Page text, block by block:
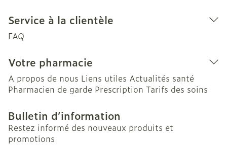
Service à la clientèle
FAQ
Votre pharmacie
A propos de nous Liens utiles Actualités santé
Pharmacien de garde Prescription Tarifs des soins
Bulletin d’information
Restez informé des nouveaux produits et
promotions